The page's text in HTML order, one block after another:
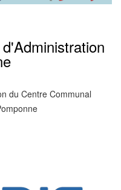
du Centre Communal